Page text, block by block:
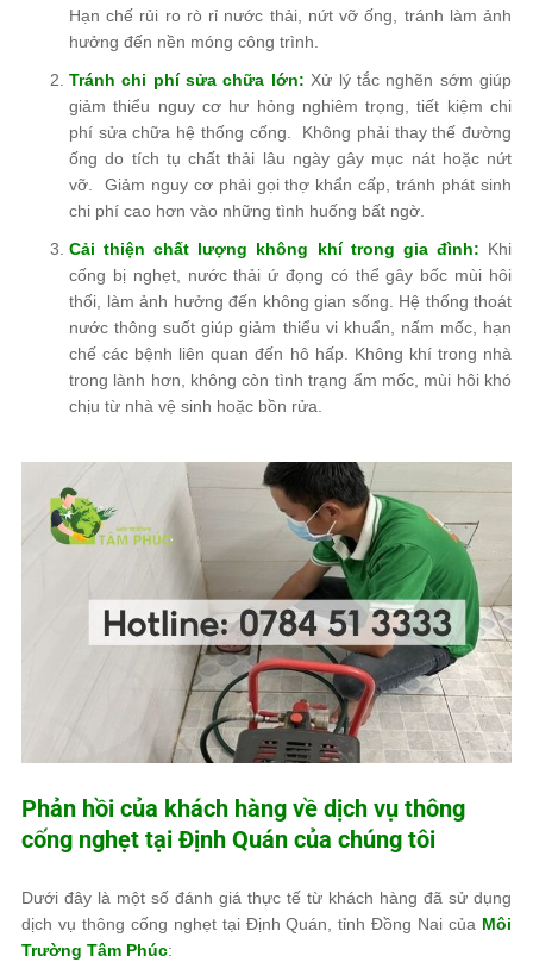
Hạn chế rủi ro rò rỉ nước thải, nứt vỡ ống, tránh làm ảnh
hưởng đến nền móng công trình.
Tránh chi phí sửa chữa lớn: Xử lý tắc nghẽn sớm giúp
giảm thiểu nguy cơ hư hỏng nghiêm trọng, tiết kiệm chi
phí sửa chữa hệ thống cống. Không phải thay thế đường
ống do tích tụ chất thải lâu ngày gây mục nát hoặc nứt
vỡ. Giảm nguy cơ phải gọi thợ khẩn cấp, tránh phát sinh
chi phí cao hơn vào những tình huống bất ngờ.
Cải thiện chất lượng không khí trong gia đình: Khi
cống bị nghẹt, nước thải ứ đọng có thể gây bốc mùi hôi
thối, làm ảnh hưởng đến không gian sống. Hệ thống thoát
nước thông suốt giúp giảm thiểu vi khuẩn, nấm mốc, hạn
chế các bệnh liên quan đến hô hấp. Không khí trong nhà
trong lành hơn, không còn tình trạng ẩm mốc, mùi hôi khó
chịu từ nhà vệ sinh hoặc bồn rửa.
Phản hồi của khách hàng về dịch vụ thông
cống nghẹt tại Định Quán của chúng tôi
Dưới đây là một số đánh giá thực tế từ khách hàng đã sử dụng
dịch vụ thông cống nghẹt tại Định Quán, tỉnh Đồng Nai của Môi
Trường Tâm Phúc: